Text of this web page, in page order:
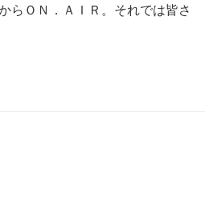
らＯＮ．ＡＩＲ。それでは皆さ